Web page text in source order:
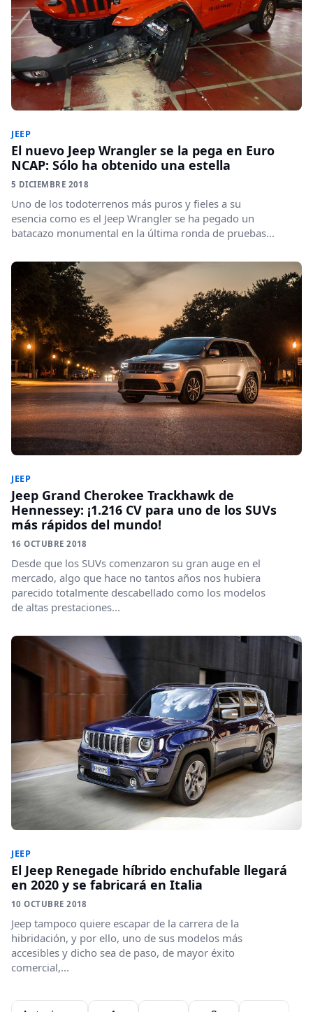
JEEP
El nuevo Jeep Wrangler se la pega en Euro
NCAP: Sólo ha obtenido una estella
5 DICIEMBRE 2018
Uno de los todoterrenos más puros y fieles a su
esencia como es el Jeep Wrangler se ha pegado un
batacazo monumental en la última ronda de pruebas...
JEEP
Jeep Grand Cherokee Trackhawk de
Hennessey: ¡1.216 CV para uno de los SUVs
más rápidos del mundo!
16 OCTUBRE 2018
Desde que los SUVs comenzaron su gran auge en el
mercado, algo que hace no tantos años nos hubiera
parecido totalmente descabellado como los modelos
de altas prestaciones...
JEEP
El Jeep Renegade híbrido enchufable llegará
en 2020 y se fabricará en Italia
10 OCTUBRE 2018
Jeep tampoco quiere escapar de la carrera de la
hibridación, y por ello, uno de sus modelos más
accesibles y dicho sea de paso, de mayor éxito
comercial,...
Paginación de entradas